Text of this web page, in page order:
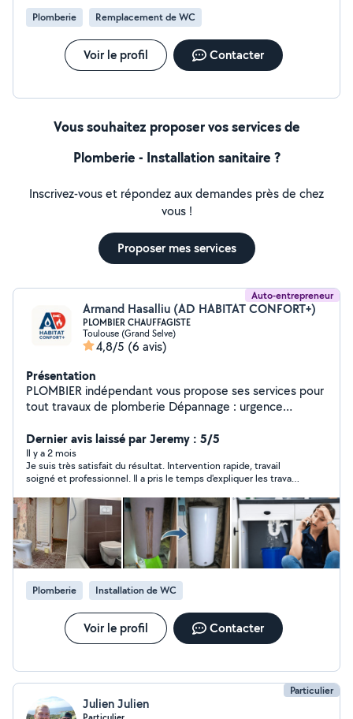
Plomberie Remplacement de WC
Voir le profil Contacter
Vous souhaitez proposer vos services de
Plomberie - Installation sanitaire ?
Inscrivez-vous et répondez aux demandes près de chez
vous !
Proposer mes services
Auto-entrepreneur
Armand Hasalliu (AD HABITAT CONFORT+)
PLOMBIER CHAUFFAGISTE
Toulouse (Grand Selve)
4,8/5 (6 avis)
Présentation
PLOMBIER indépendant vous propose ses services pour
tout travaux de plomberie Dépannage : urgence
types d'éléments sanitaires Débouchage canalisations
Remplacement toutes robinetteries Remplacement
mécanisme et flotteur wc -Rénovation : rénovation
plomberie intégrale ( tuyauteries et évacuations ) -
Installation : -WC suspendu -Douche a l'italienne -
Baignoire -Chauffe eaux, etc... - Remplacement :
Chauffe-eaux électrique, lavabo, évier, WC, etc... Tarif
concurentiel
Dernier avis laissé par Jeremy : 5/5
Il y a 2 mois
Je suis très satisfait du résultat. Intervention rapide, travail
soigné et professionnel. Il a pris le temps d'expliquer les travaux
ont été réalisées avec sérieux et les finitions sont
impeccables. Le chantier a été laissé propre après son passage.
De plus, les tarifs sont corrects et conformes au devis
annoncé.
Plomberie Installation de WC
Voir le profil Contacter
Particulier
Julien Julien